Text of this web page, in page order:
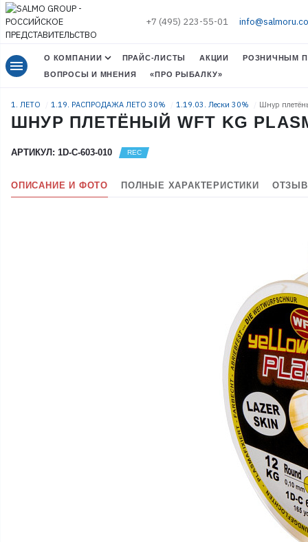
+7 (495) 223-55-01
menu О КОМПАНИИ ПРАЙС-ЛИСТЫ АКЦИИ
РОЗНИЧНЫМ
ВОПРОСЫ И МНЕНИЯ
«ПРО РЫБАЛКУ»
1. ЛЕТО 1.19. РАСПРОДАЖА ЛЕТО 30% 1.19.03. Лески 30% Шнур
ШНУР ПЛЕТЁНЫЙ WFT KG
АРТИКУЛ: 1D-C-603-010
ОПИСАНИЕ И ФОТО ПОЛНЫЕ ХАРАКТЕРИСТИКИ